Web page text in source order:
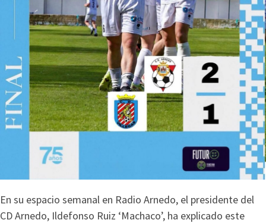
En su espacio semanal en Radio Arnedo, el presidente del
CD Arnedo, Ildefonso Ruiz ‘Machaco’, ha explicado este